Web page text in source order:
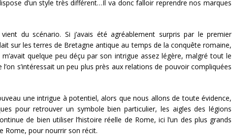
d’un style très différent…Il va donc falloir reprendre nos marques
du scénario. Si j’avais été agréablement surpris par le premier
sur les terres de Bretagne antique au temps de la conquête romaine,
quelque peu déçu par son intrigue assez légère, malgré tout le
s’intéressait un peu plus près aux relations de pouvoir compliquées
une intrigue à potentiel, alors que nous allons de toute évidence,
pour retrouver un symbole bien particulier, les aigles des légions
de bien utiliser l’histoire réelle de Rome, ici l’un des plus grands
Rome, pour nourrir son récit.